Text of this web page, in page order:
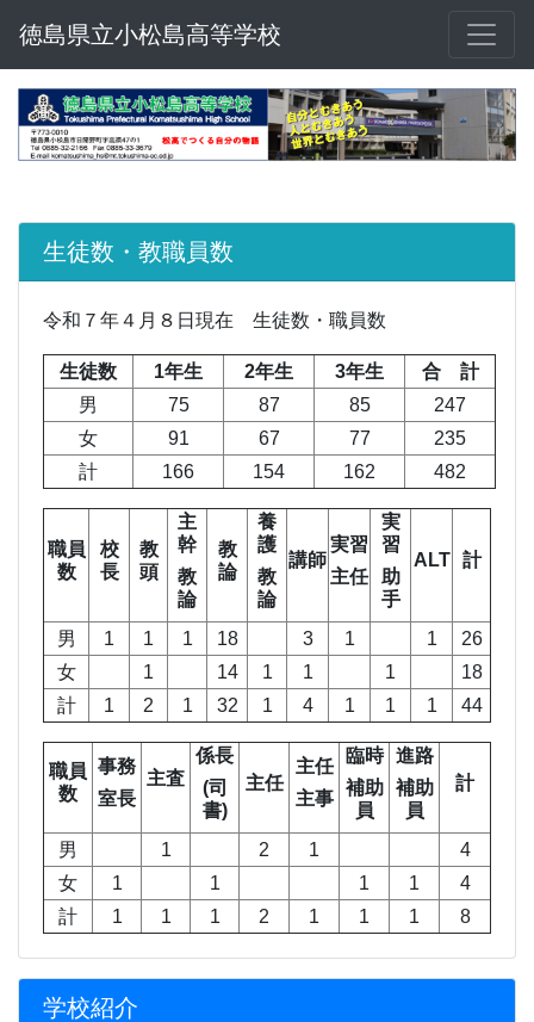
徳島県立小松島高等学校
学校紹介
生徒数・教職員数
令和７年４月８日現在 生徒数・職員数
生徒数 1年生 2年生 3年生
合 計
男
75 87 85
247
女
91 67 77
235
計
166 154 162 482
職員
数
校
長
教
頭
主
幹
教
論
教
論
養
護
教
論
講師
実習
主任
実
習
助
手
ALT 計
男 1 1 1 18 3 1 1
26
女
1 14 1 1 1
18
計
1 2 1 32 1 4 1 1 1 44
職員
数
事務
室長
主査
係長
(司
書)
主任
主任
主事
臨時
補助
員
進路
補助
員
計
男 1 2 1
4
女
1 1 1 1
4
計
1 1 1 2 1 1 1 8